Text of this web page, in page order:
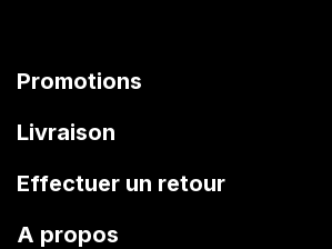
Promotions
Livraison
Effectuer un retour
A propos